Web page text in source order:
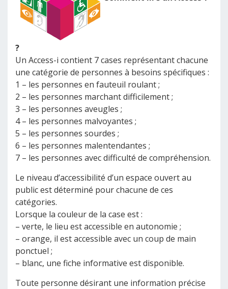
?
Un Access-i contient 7 cases représentant chacune
une catégorie de personnes à besoins spécifiques :
1 – les personnes en fauteuil roulant ;
2 – les personnes marchant difficilement ;
3 – les personnes aveugles ;
4 – les personnes malvoyantes ;
5 – les personnes sourdes ;
6 – les personnes malentendantes ;
7 – les personnes avec difficulté de compréhension.
Le niveau d’accessibilité d’un espace ouvert au
public est déterminé pour chacune de ces
catégories.
Lorsque la couleur de la case est :
– verte, le lieu est accessible en autonomie ;
– orange, il est accessible avec un coup de main
ponctuel ;
– blanc, une fiche informative est disponible.
Toute personne désirant une information précise